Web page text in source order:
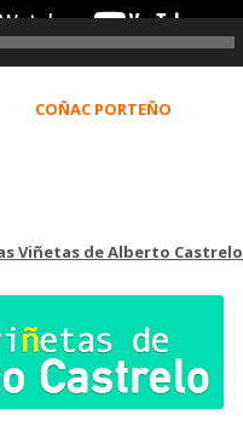
COÑAC PORTEÑO
Viñetas de Alberto Castrelo